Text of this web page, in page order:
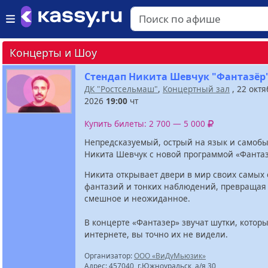
Концерты и Шоу
Стендап Никита Шевчук
ДК "Ростсельмаш", Концертный зал , 22
2026 19:00 чт
Купить билеты: 2 700 — 5 000
Непредсказуемый, острый на язык и
Никита Шевчук с новой программой
Никита открывает двери в мир своих
фантазий и тонких наблюдений,
смешное и неожиданное.
В концерте «Фантазер» звучат шутки,
интернете, вы точно их не видели.
Организатор:ООО «ВиДуМьюзик»
Адрес: 457040, г.Южноуральск, а/я 30